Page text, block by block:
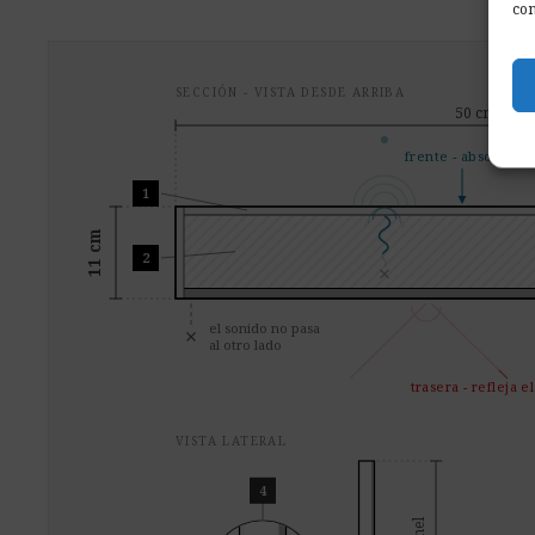
SECCIÓN - VISTA DESDE ARRIBA
50 cm -
11 cm 2
1
frente - absorbe el
trasera - refleja
el sonido no pasa
al otro lado
VISTA LATERAL
4